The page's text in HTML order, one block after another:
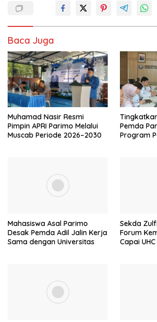
Baca Juga
Muhamad Nasir Resmi
Pimpin APRI Parimo Melalui
Muscab Periode 2026–2030
Pemda
Program
Mahasiswa Asal Parimo
Desak Pemda Adil Jalin Kerja
Sama dengan Universitas
Sekda
Forum
Capai